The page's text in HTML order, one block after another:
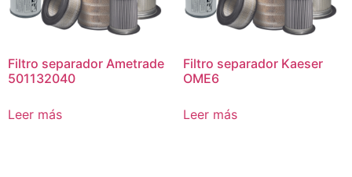
Filtro separador Ametrade
501132040
Leer más
Filtro separador Kaeser
OME6
Leer más